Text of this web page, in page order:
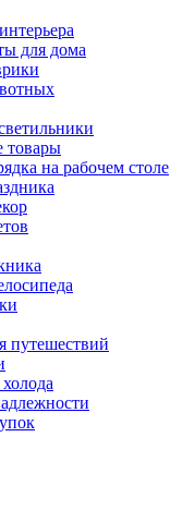
для дома
товары
на рабочем столе
путешествий